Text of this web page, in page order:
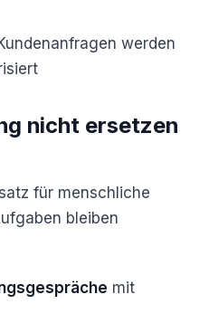
werden
nicht ersetzen
für menschliche
bleiben
mit